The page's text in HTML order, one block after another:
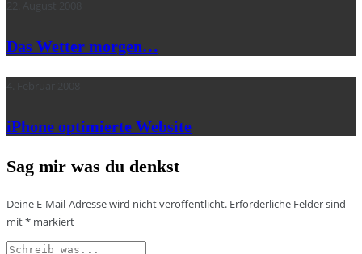
Das Wetter morgen…
iPhone optimierte Website
Sag mir was du denkst
Deine E-Mail-Adresse wird nicht veröffentlicht. Erforderliche Felder sind
mit* markiert